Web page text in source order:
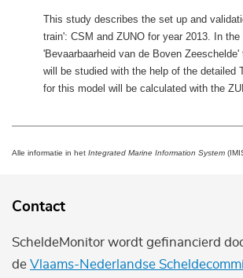
This study describes the set up and
train': CSM and ZUNO for year 2013. In
'Bevaarbaarheid van de Boven
will be studied with the help of the detailed
for this model will be calculated with the
Alle informatie in het Integrated Marine Information System
Contact
ScheldeMonitor wordt gefinancierd
de Vlaams-Nederlandse